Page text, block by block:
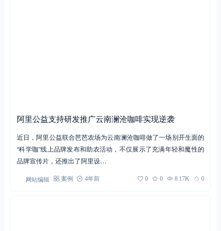
阿里公益支持研发推广云南澜沧咖啡实现逆袭
近日，阿里公益联合芭芭农场为云南澜沧咖啡做了一场别开生面的
“科学咖”线上品牌发布和助农活动，不仅展示了充满年轻和魔性的
品牌宣传片，还推出了阿里设…
网站编辑 案例 4年前 0 0 8.17K 0